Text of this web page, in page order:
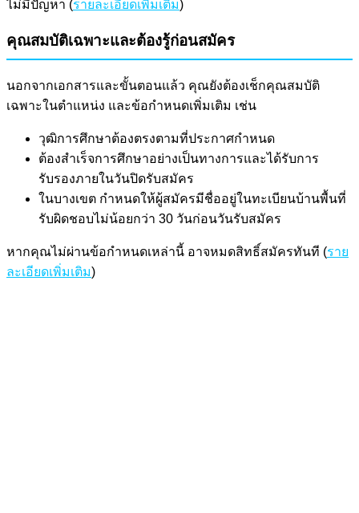
ไม่มีปัญหา (รายละเอียดเพิ่มเติม)
คุณสมบัติเฉพาะและต้องรู้ก่อนสมัคร
นอกจากเอกสารและขั้นตอนแล้ว คุณยังต้องเช็กคุณสมบัติ
เฉพาะในตำแหน่ง และข้อกำหนดเพิ่มเติม เช่น
วุฒิการศึกษาต้องตรงตามที่ประกาศกำหนด
ต้องสำเร็จการศึกษาอย่างเป็นทางการและได้รับการ
รับรองภายในวันปิดรับสมัคร
ในบางเขต กำหนดให้ผู้สมัครมีชื่ออยู่ในทะเบียนบ้านพื้นที่
รับผิดชอบไม่น้อยกว่า 30 วันก่อนวันรับสมัคร
หากคุณไม่ผ่านข้อกำหนดเหล่านี้ อาจหมดสิทธิ์สมัครทันที (ราย
ละเอียดเพิ่มเติม)